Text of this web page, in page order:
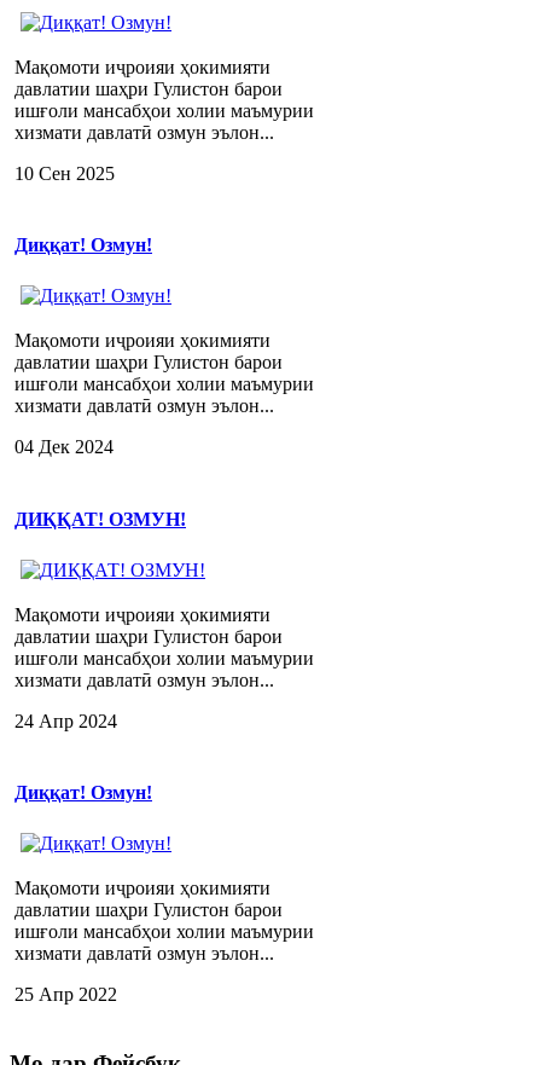
Мақомоти иҷроияи ҳокимияти
давлатии шаҳри Гулистон барои
ишғоли мансабҳои холии маъмурии
хизмати давлатӣ озмун эълон...
10 Сен 2025
Диққат! Озмун!
Мақомоти иҷроияи ҳокимияти
давлатии шаҳри Гулистон барои
ишғоли мансабҳои холии маъмурии
хизмати давлатӣ озмун эълон...
04 Дек 2024
ДИҚҚАТ! ОЗМУН!
Мақомоти иҷроияи ҳокимияти
давлатии шаҳри Гулистон барои
ишғоли мансабҳои холии маъмурии
хизмати давлатӣ озмун эълон...
24 Апр 2024
Диққат! Озмун!
Мақомоти иҷроияи ҳокимияти
давлатии шаҳри Гулистон барои
ишғоли мансабҳои холии маъмурии
хизмати давлатӣ озмун эълон...
25 Апр 2022